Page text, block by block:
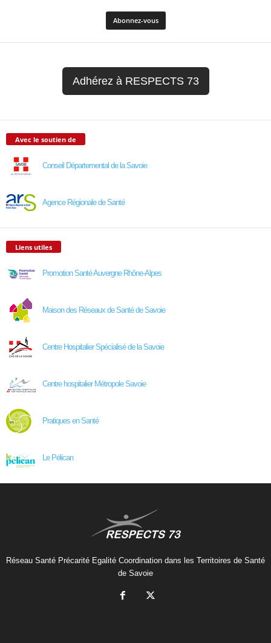
Adhérez à RESPECTS 73
Avec le soutien de
Conseil Départemental de la Savoie
Agence Régionale de Santé
Liens utiles
Promotion Santé Auvergne Rhône-Alpes
Maison des Réseaux de Santé de Savoie
Centre Hospitalier Spécialisé de la Savoie
Centre hospitalier Métropole Savoie
Pratiques en Santé
Le Pélican
Réseau Santé Précarité Egalité Coordination dans les Territoires de Santé
de Savoie